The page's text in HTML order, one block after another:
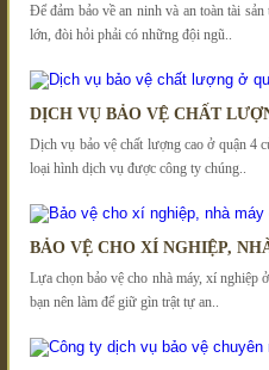
Để đảm bảo về an ninh và an toàn tài
lớn, đòi hỏi phải có những đội ngũ..
DỊCH VỤ BẢO VỆ CHẤT
Dịch vụ bảo vệ chất lượng cao ở quận 4
loại hình dịch vụ được công ty chúng..
BẢO VỆ CHO XÍ NGHIỆP,
Lựa chọn bảo vệ cho nhà máy, xí nghiệp
bạn nên làm để giữ gìn trật tự an..